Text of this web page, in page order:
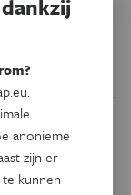
op
anonieme
zijn er
kunnen